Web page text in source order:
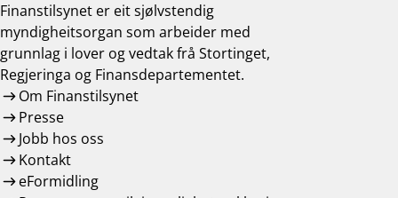
Finanstilsynet er eit sjølvstendig
myndigheitsorgan som arbeider med
grunnlag i lover og vedtak frå Stortinget,
Regjeringa og Finansdepartementet.
Om Finanstilsynet
Presse
Jobb hos oss
Kontakt
eFormidling